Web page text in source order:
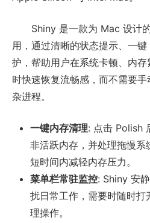
Shiny 是一款为 Mac 设计
用，通过清晰的状态提示、一
护，帮助用户在系统卡顿、内
时快速恢复流畅感，而不需要
杂进程。
一键内存清理: 点击 Polish
非活跃内存，并处理拖慢
短时间内减轻内存压力。
菜单栏常驻监控: Shiny 安
扰日常工作，需要时随时
理操作。